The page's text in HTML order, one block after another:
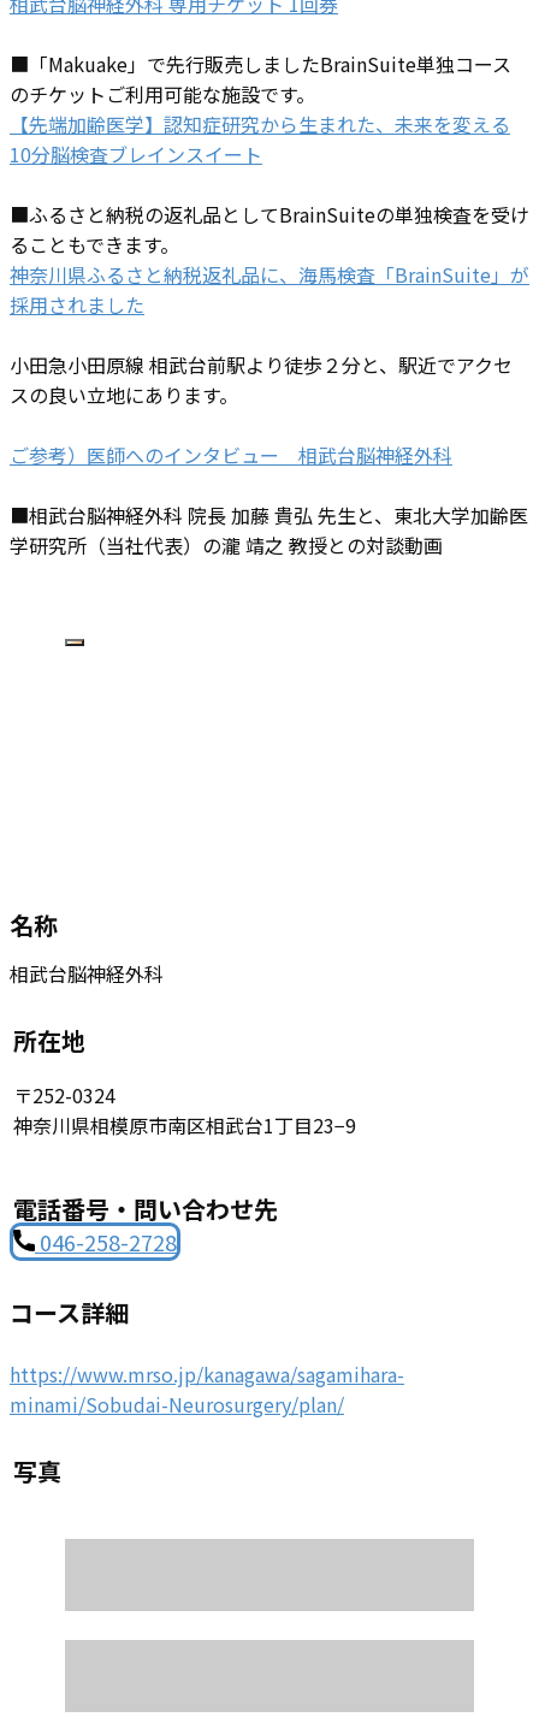
■「Makuake」で先行販売しましたBrainSuite単独コース
のチケットご利用可能な施設です。
【先端加齢医学】認知症研究から生まれた、未来を変える
10分脳検査ブレインスイート
■ふるさと納税の返礼品としてBrainSuiteの単独検査を受け
ることもできます。
神奈川県ふるさと納税返礼品に、海馬検査「BrainSuite」が
採用されました
小田急小田原線 相武台前駅より徒歩２分と、駅近でアクセ
スの良い立地にあります。
ご参考）医師へのインタビュー 相武台脳神経外科
■相武台脳神経外科 院長 加藤 貴弘 先生と、東北大学加齢医
学研究所（当社代表）の瀧 靖之 教授との対談動画
名称
相武台脳神経外科
所在地
〒252-0324
神奈川県相模原市南区相武台1丁目23−9
電話番号・問い合わせ先
046-258-2728
コース詳細
https://www.mrso.jp/kanagawa/sagamihara-
minami/Sobudai-Neurosurgery/plan/
写真